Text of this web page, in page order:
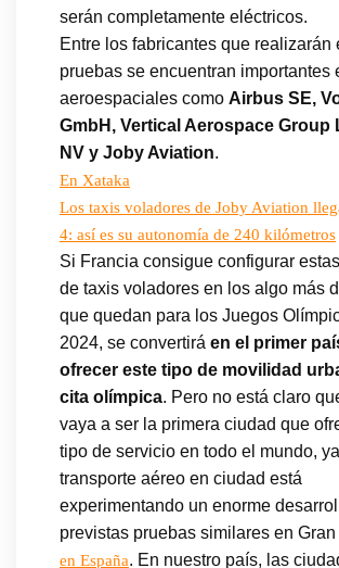
serán completamente eléctricos.
Entre los fabricantes que realizarán
pruebas se encuentran importantes
aeroespaciales como Airbus SE,
GmbH, Vertical Aerospace Group
NV y Joby Aviation.
En Xataka
Los taxis voladores de Joby Aviation
4: así es su autonomía de 240 kilómetros
Si Francia consigue configurar
de taxis voladores en los algo más
que quedan para los Juegos
2024, se convertirá en el primer
ofrecer este tipo de movilidad
cita olímpica. Pero no está claro
vaya a ser la primera ciudad que
tipo de servicio en todo el mundo,
transporte aéreo en ciudad está
experimentando un enorme
previstas pruebas similares en
en España. En nuestro país, las